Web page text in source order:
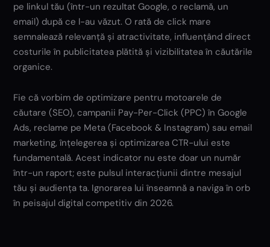
pe linkul tău (într-un rezultat Google, o reclamă, un
email) după ce l-au văzut. O rată de click mare
semnalează relevanță și atractivitate, influențând direct
costurile în publicitatea plătită și vizibilitatea în căutările
organice.
Fie că vorbim de optimizare pentru motoarele de
căutare (SEO), campanii Pay-Per-Click (PPC) în Google
Ads, reclame pe Meta (Facebook & Instagram) sau email
marketing, înțelegerea și optimizarea CTR-ului este
fundamentală. Acest indicator nu este doar un număr
într-un raport; este pulsul interacțiunii dintre mesajul
tău și audiența ta. Ignorarea lui înseamnă a naviga în orb
în peisajul digital competitiv din 2026.